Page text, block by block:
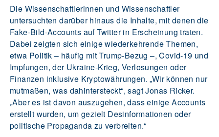
Die Wissenschaftlerinnen und Wissenschaftler
untersuchten darüber hinaus die Inhalte, mit denen die
Fake-Bild-Accounts auf Twitter in Erscheinung traten.
Dabei zeigten sich einige wiederkehrende Themen,
etwa Politik – häufig mit Trump-Bezug –, Covid-19 und
Impfungen, der Ukraine-Krieg, Verlosungen oder
Finanzen inklusive Kryptowährungen. „Wir können nur
mutmaßen, was dahintersteckt“, sagt Jonas Ricker.
„Aber es ist davon auszugehen, dass einige Accounts
erstellt wurden, um gezielt Desinformationen oder
politische Propaganda zu verbreiten.“